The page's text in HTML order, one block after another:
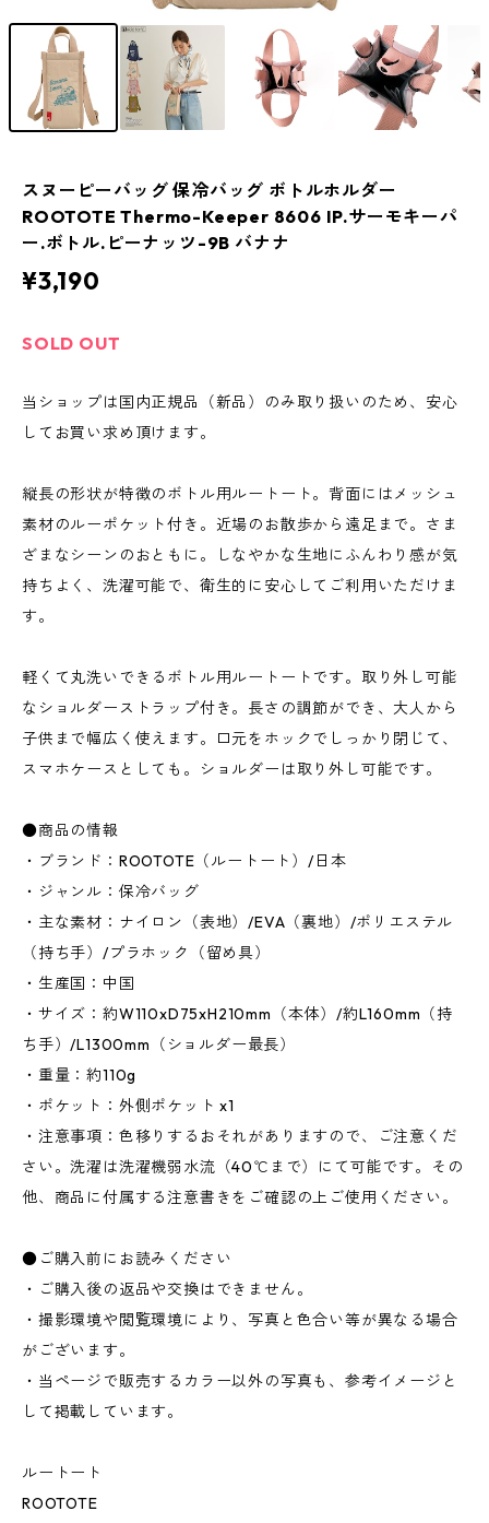
スヌーピーバッグ 保冷バッグ ボトルホルダー
ROOTOTE Thermo-Keeper 8606 IP.サーモキーパ
ー.ボトル.ピーナッツ-9B バナナ
¥3,190
SOLD OUT
当ショップは国内正規品（新品）のみ取り扱いのため、安心
してお買い求め頂けます。
縦長の形状が特徴のボトル用ルートート。背面にはメッシュ
素材のルーポケット付き。近場のお散歩から遠足まで。さま
ざまなシーンのおともに。しなやかな生地にふんわり感が気
持ちよく、洗濯可能で、衛生的に安心してご利用いただけま
す。
軽くて丸洗いできるボトル用ルートートです。取り外し可能
なショルダーストラップ付き。長さの調節ができ、大人から
子供まで幅広く使えます。口元をホックでしっかり閉じて、
スマホケースとしても。ショルダーは取り外し可能です。
●商品の情報
・ブランド：ROOTOTE（ルートート）/日本
・ジャンル：保冷バッグ
・主な素材：ナイロン（表地）/EVA（裏地）/ポリエステル
（持ち手）/プラホック（留め具）
・生産国：中国
・サイズ：約W110xD75xH210mm（本体）/約L160mm（持
ち手）/L1300mm（ショルダー最長）
・重量：約110g
・ポケット：外側ポケット x1
・注意事項：色移りするおそれがありますので、ご注意くだ
さい。洗濯は洗濯機弱水流（40℃まで）にて可能です。その
他、商品に付属する注意書きをご確認の上ご使用ください。
●ご購入前にお読みください
・ご購入後の返品や交換はできません。
・撮影環境や閲覧環境により、写真と色合い等が異なる場合
がございます。
・当ページで販売するカラー以外の写真も、参考イメージと
して掲載しています。
ルートート
ROOTOTE